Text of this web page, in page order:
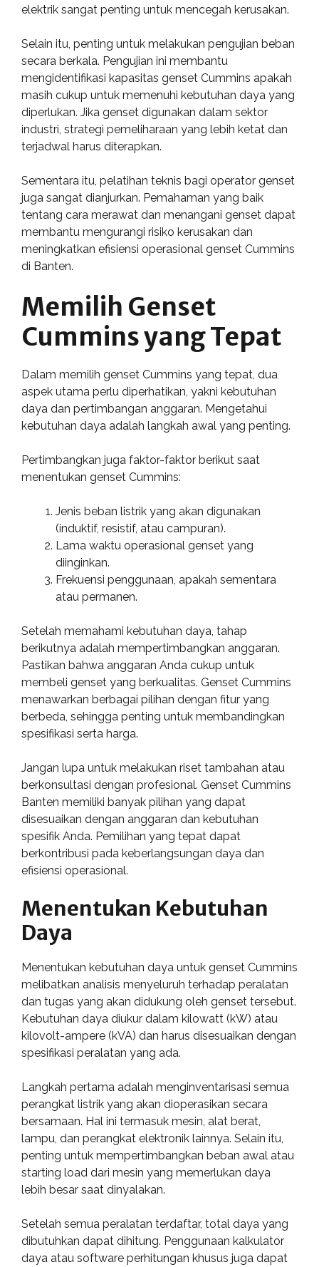
elektrik sangat penting untuk mencegah kerusakan.
Selain itu, penting untuk melakukan pengujian beban
secara berkala. Pengujian ini membantu
mengidentifikasi kapasitas genset Cummins apakah
masih cukup untuk memenuhi kebutuhan daya yang
diperlukan. Jika genset digunakan dalam sektor
industri, strategi pemeliharaan yang lebih ketat dan
terjadwal harus diterapkan.
Sementara itu, pelatihan teknis bagi operator genset
juga sangat dianjurkan. Pemahaman yang baik
tentang cara merawat dan menangani genset dapat
membantu mengurangi risiko kerusakan dan
meningkatkan efisiensi operasional genset Cummins
di Banten.
Memilih Genset
Cummins yang Tepat
Dalam memilih genset Cummins yang tepat, dua
aspek utama perlu diperhatikan, yakni kebutuhan
daya dan pertimbangan anggaran. Mengetahui
kebutuhan daya adalah langkah awal yang penting.
Pertimbangkan juga faktor-faktor berikut saat
menentukan genset Cummins:
Jenis beban listrik yang akan digunakan
(induktif, resistif, atau campuran).
Lama waktu operasional genset yang
diinginkan.
Frekuensi penggunaan, apakah sementara
atau permanen.
Setelah memahami kebutuhan daya, tahap
berikutnya adalah mempertimbangkan anggaran.
Pastikan bahwa anggaran Anda cukup untuk
membeli genset yang berkualitas. Genset Cummins
menawarkan berbagai pilihan dengan fitur yang
berbeda, sehingga penting untuk membandingkan
spesifikasi serta harga.
Jangan lupa untuk melakukan riset tambahan atau
berkonsultasi dengan profesional. Genset Cummins
Banten memiliki banyak pilihan yang dapat
disesuaikan dengan anggaran dan kebutuhan
spesifik Anda. Pemilihan yang tepat dapat
berkontribusi pada keberlangsungan daya dan
efisiensi operasional.
Menentukan Kebutuhan
Daya
Menentukan kebutuhan daya untuk genset Cummins
melibatkan analisis menyeluruh terhadap peralatan
dan tugas yang akan didukung oleh genset tersebut.
Kebutuhan daya diukur dalam kilowatt (kW) atau
kilovolt-ampere (kVA) dan harus disesuaikan dengan
spesifikasi peralatan yang ada.
Langkah pertama adalah menginventarisasi semua
perangkat listrik yang akan dioperasikan secara
bersamaan. Hal ini termasuk mesin, alat berat,
lampu, dan perangkat elektronik lainnya. Selain itu,
penting untuk mempertimbangkan beban awal atau
starting load dari mesin yang memerlukan daya
lebih besar saat dinyalakan.
Setelah semua peralatan terdaftar, total daya yang
dibutuhkan dapat dihitung. Penggunaan kalkulator
daya atau software perhitungan khusus juga dapat